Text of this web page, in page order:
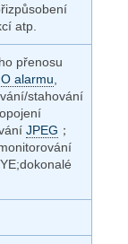
atp.
přenosu
alarmu
stahování
JPEG ；